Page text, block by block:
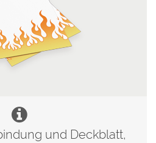
und Deckblatt,